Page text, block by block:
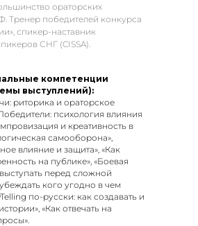
ораторских
Тренер победителей конкурса
спикер-наставник
СНГ (CISSA).
компетенции
выступлений):
риторика и ораторское
психология влияния
и креативность в
самооборона»,
влияние и защита», «Как
на публике», «Боевая
перед сложной
кого угодно в чем
по-русски: как создавать и
«Как отвечать на